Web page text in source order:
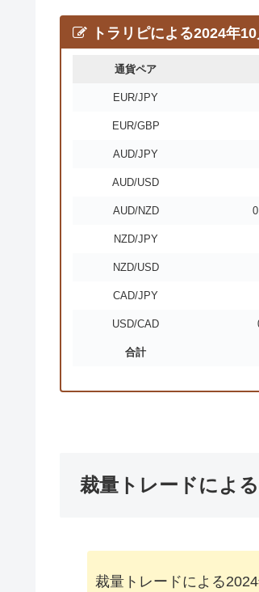
トラリピによる2024年
通貨ペア
EUR/JPY
EUR/GBP
AUD/JPY
AUD/USD
AUD/NZD
NZD/JPY
NZD/USD
CAD/JPY
USD/CAD
合計
裁量トレードによ
裁量トレードによる